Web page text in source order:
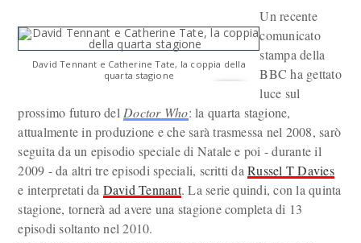
David Tennant e Catherine Tate, la coppia della
quarta stagione
Un recente
comunicato
stampa della
BBC ha gettato
luce sul
prossimo futuro del Doctor Who: la quarta stagione,
attualmente in produzione e che sarà trasmessa nel 2008, sarò
seguita da un episodio speciale di Natale e poi - durante il
2009 - da altri tre episodi speciali, scritti daRussel T Davies
e interpretati da David Tennant. La serie quindi, con la quinta
stagione, tornerà ad avere una stagione completa di 13
episodi soltanto nel 2010.